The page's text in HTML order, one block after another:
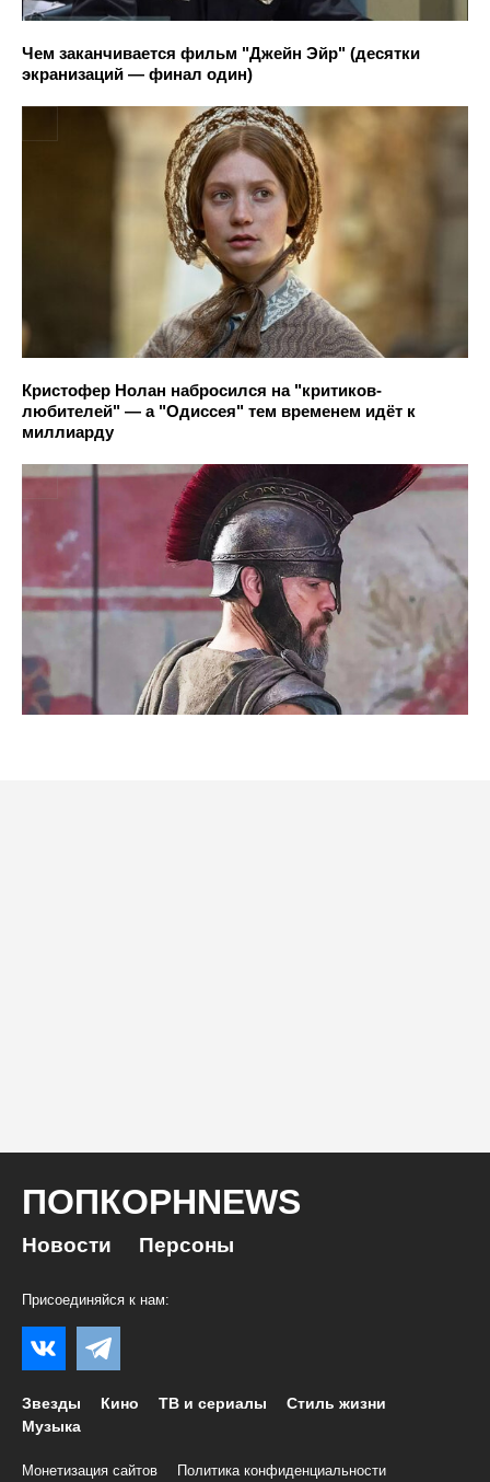
Чем заканчивается фильм "Джейн Эйр" (десятки
экранизаций — финал один)
Кристофер Нолан набросился на "критиков-
любителей" — а "Одиссея" тем временем идёт к
миллиарду
ПОПКОРНNEWS
Новости Персоны
Присоединяйся к нам:
Звезды Кино ТВ и сериалы
Стиль жизни
Музыка
Монетизация сайтов Политика конфиденциальности